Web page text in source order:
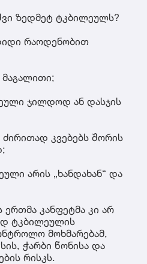
ზედმეტ ტკბილეულს?
რაოდენობით
მაგალითი;
ჯილდოდ ან დასჯის
კვებებს შორის
არის „ხანდახან“ და
ერთმა კანფეტმა კი არ
ტკბილეულის
მოხმარებამ,
ჭარბი წონისა და
რისკს.